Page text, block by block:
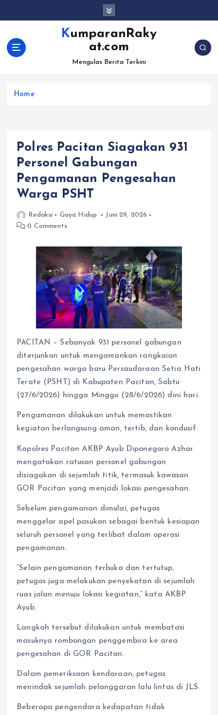
KumparanRaky
at.com
Mengulas Berita Terkini
Home
Polres Pacitan Siagakan 931
Personel Gabungan
Pengamanan Pengesahan
Warga PSHT
Redaksi Gaya Hidup
Juni 29, 2026
0 Comments
PACITAN – Sebanyak 931 personel gabungan
diterjunkan untuk mengamankan rangkaian
pengesahan warga baru Persaudaraan Setia Hati
Terate (PSHT) di Kabupaten Pacitan, Sabtu
(27/6/2026) hingga Minggu (28/6/2026) dini hari.
Pengamanan dilakukan untuk memastikan
kegiatan berlangsung aman, tertib, dan kondusif.
Kapolres Pacitan AKBP Ayub Diponegoro Azhar
mengatakan ratusan personel gabungan
disiagakan di sejumlah titik, termasuk kawasan
GOR Pacitan yang menjadi lokasi pengesahan.
Sebelum pengamanan dimulai, petugas
menggelar apel pasukan sebagai bentuk kesiapan
seluruh personel yang terlibat dalam operasi
pengamanan.
“Selain pengamanan terbuka dan tertutup,
petugas juga melakukan penyekatan di sejumlah
ruas jalan menuju lokasi kegiatan,” kata AKBP
Ayub.
Langkah tersebut dilakukan untuk membatasi
masuknya rombongan penggembira ke area
pengesahan di GOR Pacitan.
Dalam pemeriksaan kendaraan, petugas
menindak sejumlah pelanggaran lalu lintas di JLS.
Beberapa pengendara kedapatan tidak